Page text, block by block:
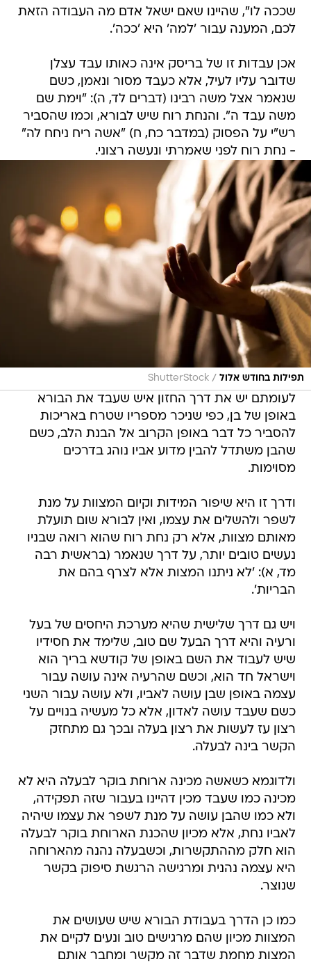
שככה לו", שהיינו שאם ישאל אדם מה העבודה הזאת
לכם, המענה עבור 'למה' היא 'ככה'.
אכן עבדות זו של בריסק אינה כאותו עבד עצלן
שדובר עליו לעיל, אלא כעבד מסור ונאמן, כשם
שנאמר אצל משה רבינו (דברים לד, ה): "וימת שם
משה עבד ה". והנחת רוח שיש לבורא, וכמו שהסביר
רש"י על הפסוק (במדבר כח, ח) "אשה ריח ניחח לה"
- נחת רוח לפני שאמרתי ונעשה רצוני.
תפילות בחודש אלול /
ShutterStock
לעומתם יש את דרך החזון איש שעבד את הבורא
באופן של בן, כפי שניכר מספריו שטרח באריכות
להסביר כל דבר באופן הקרוב אל הבנת הלב, כשם
שהבן משתדל להבין מדוע אביו נוהג בדרכים
מסוימות.
ודרך זו היא שיפור המידות וקיום המצוות על מנת
לשפר ולהשלים את עצמו, ואין לבורא שום תועלת
מאותם מצוות, אלא רק נחת רוח שהוא רואה שבניו
נעשים טובים יותר, על דרך שנאמר (בראשית רבה
מד, א): 'לא ניתנו המצות אלא לצרף בהם את
הבריות'.
ויש גם דרך שלישית שהיא מערכת היחסים של בעל
ורעיה והיא דרך הבעל שם טוב, שלימד את חסידיו
שיש לעבוד את השם באופן של קודשא בריך הוא
וישראל חד הוא, וכשם שהרעיה אינה עושה עבור
עצמה באופן שבן עושה לאביו, ולא עושה עבור השני
כשם שעבד עושה לאדון, אלא כל מעשיה בנויים על
רצון עז לעשות את רצון בעלה ובכך גם מתחזק
הקשר בינה לבעלה.
ולדוגמא כשאשה מכינה ארוחת בוקר לבעלה היא לא
מכינה כמו שעבד מכין דהיינו בעבור שזה תפקידה,
ולא כמו שהבן עושה על מנת לשפר את עצמו שיהיה
לאביו נחת, אלא מכיון שהכנת הארוחת בוקר לבעלה
הוא חלק מההתקשרות, וכשבעלה נהנה מהארוחה
היא עצמה נהנית ומרגישה הרגשת סיפוק בקשר
שנוצר.
כמו כן הדרך בעבודת הבורא שיש שעושים את
המצוות מכיון שהם מרגישים טוב ונעים לקיים את
המצות מחמת שדבר זה מקשר ומחבר אותם